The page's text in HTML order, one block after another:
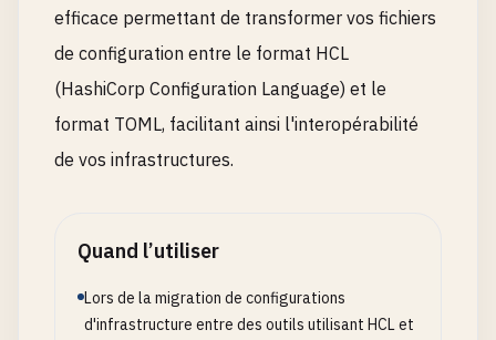
efficace permettant de transformer vos fichiers
de configuration entre le format HCL
(HashiCorp Configuration Language) et le
format TOML, facilitant ainsi l'interopérabilité
de vos infrastructures.
Quand l’utiliser
Lors de la migration de configurations
d'infrastructure entre des outils utilisant HCL et